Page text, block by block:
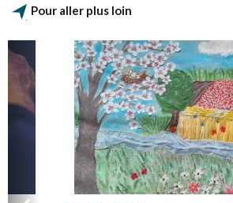
Pour aller plus loin